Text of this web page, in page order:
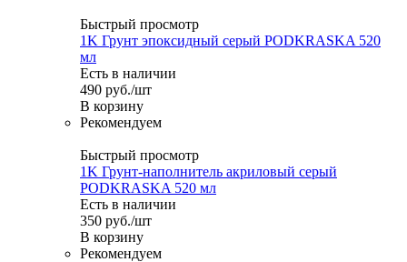
Быстрый просмотр
1K Грунт эпоксидный серый PODKRASKA 520
мл
Есть в наличии
490 руб./шт
В корзину
Рекомендуем
Быстрый просмотр
1K Грунт-наполнитель акриловый серый
PODKRASKA 520 мл
Есть в наличии
350 руб./шт
В корзину
Рекомендуем